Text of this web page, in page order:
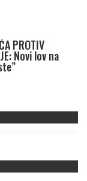
PROTIV
Novi lov na